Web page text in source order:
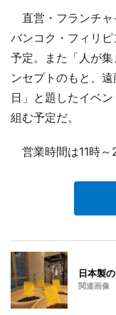
直営・フランチャ
バンコク・フィリ
予定。また「人が
ンセプトのもと、
日」と題したイベ
組む予定だ。
営業時間は11時～
日本製
関連画像